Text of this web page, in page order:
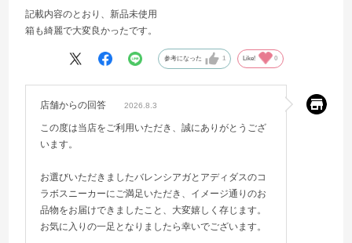
記載内容のとおり、新品未使用
箱も綺麗で大変良かったです。
参考になった 1 Like! 0
店舗からの回答 2026.8.3
この度は当店をご利用いただき、誠にありがとうござ
います。
お選びいただきましたバレンシアガとアディダスのコ
ラボスニーカーにご満足いただき、イメージ通りのお
品物をお届けできましたこと、大変嬉しく存じます。
お気に入りの一足となりましたら幸いでございます。